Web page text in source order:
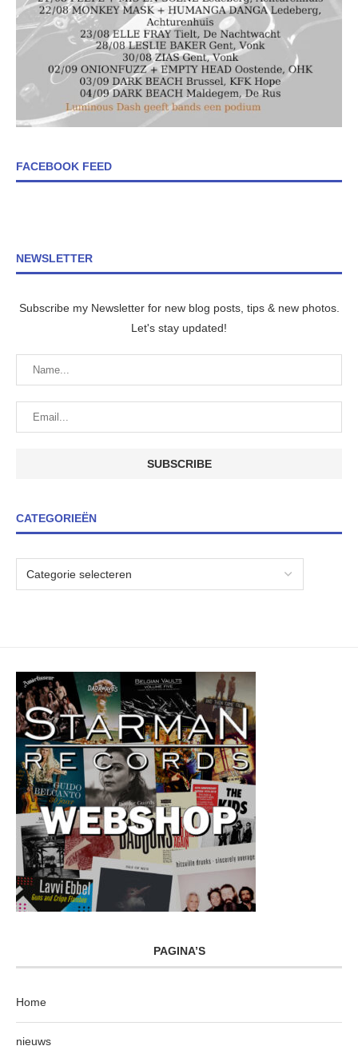
FACEBOOK FEED
NEWSLETTER
Subscribe my Newsletter for new blog posts, tips & new photos.
Let's stay updated!
CATEGORIEËN
PAGINA’S
Home
nieuws